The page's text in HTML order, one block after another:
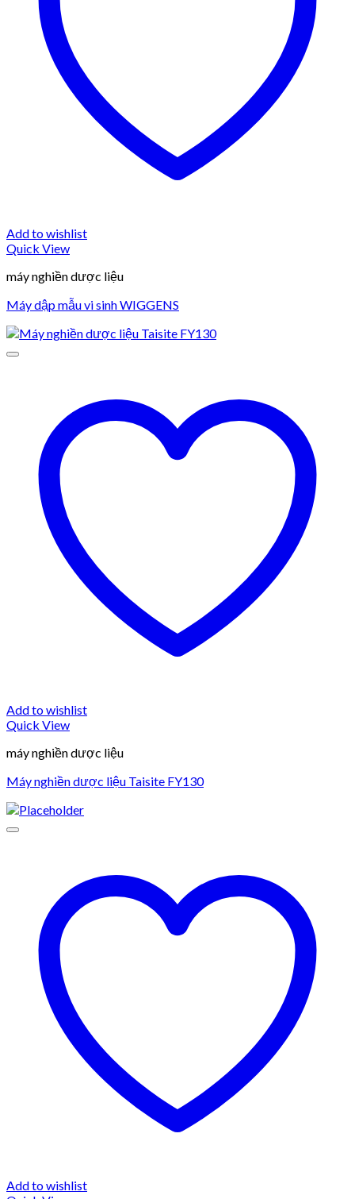
Add to wishlist
Quick View
máy nghiền dược liệu
Máy dập mẫu vi sinh WIGGENS
Add to wishlist
Quick View
máy nghiền dược liệu
Máy nghiền dược liệu Taisite FY130
Add to wishlist